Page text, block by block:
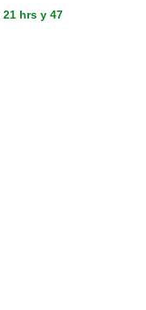
21 hrs y 47